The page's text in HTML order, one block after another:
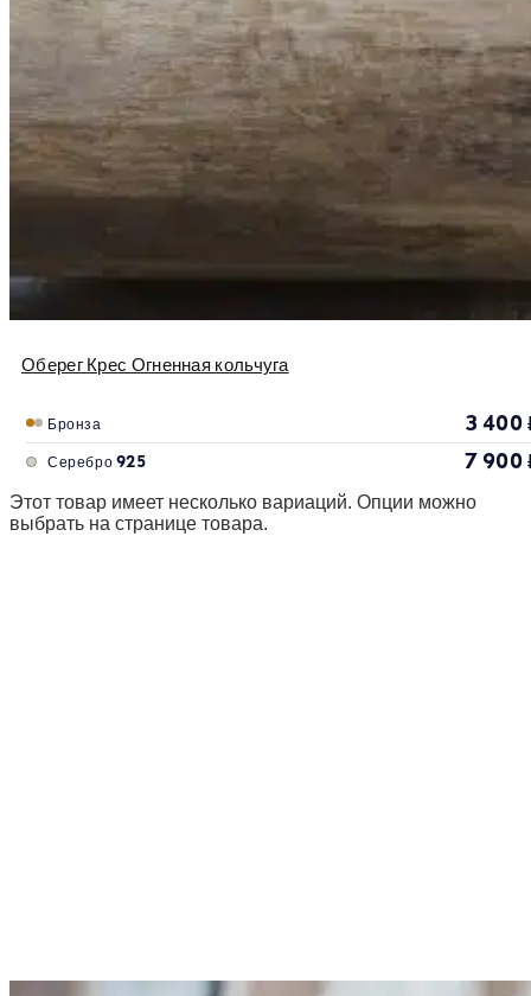
Оберег Крес Огненная кольчуга
Бронза 3 400
Серебро 925 7 900
Этот товар имеет несколько вариаций. Опции можно
выбрать на странице товара.